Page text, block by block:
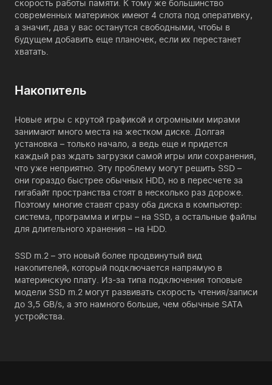
скорость работы памяти. К тому же большинство
современных материнок имеют 4 слота под оперативку,
а значит, два у вас останутся свободными, чтобы в
будущем добавить еще планочек, если их перестанет
хватать.
Накопитель
Новые игры с крутой графикой и огромными мирами
занимают много места на жестком диске. Долгая
установка – только начало, а ведь еще и придется
каждый раз ждать загрузки самой игры или сохранения,
что уже неприятно. Эту проблему могут решить SSD –
они гораздо быстрее обычных HDD, но в пересчете за
гигабайт пространства стоят в несколько раз дороже.
Поэтому многие ставят сразу оба диска в компьютер:
система, программа и игры – на SSD, а остальные файлы
для длительного хранения – на HDD.
SSD m.2 – это новый более продвинутый вид
накопителей, который подключается напрямую в
материнскую плату. Из-за типа подключения топовые
модели SSD m.2 могут развивать скорость чтения/записи
до 3,5 GB/s, а это намного больше, чем обычные SATA
устройства.